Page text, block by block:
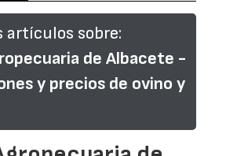
artículos sobre:
de Albacete -
y precios de ovino y